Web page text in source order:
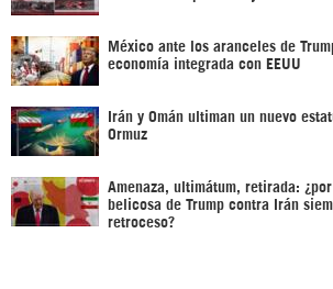
México ante los aranceles de
economía integrada con EEUU
Irán y Omán ultiman un nuevo
Ormuz
Amenaza, ultimátum, retirada:
belicosa de Trump contra Irán
retroceso?